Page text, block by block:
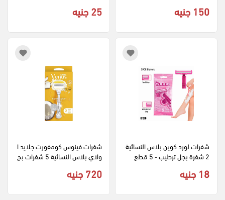
150 جنيه 25 جنيه
2 شفرة بجل ترطيب - 5 قطع
18 جنيه
شفرات فينوس كومفورت جلايد ا
ولاي بلاس النسائية 5 شفرات بج
720 جنيه